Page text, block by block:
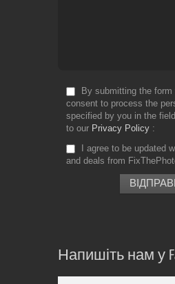
By submitting the
consent to process the
specified by you in the
to our Privacy Policy
I agree to be updated
and deals from
Напишіть нам у